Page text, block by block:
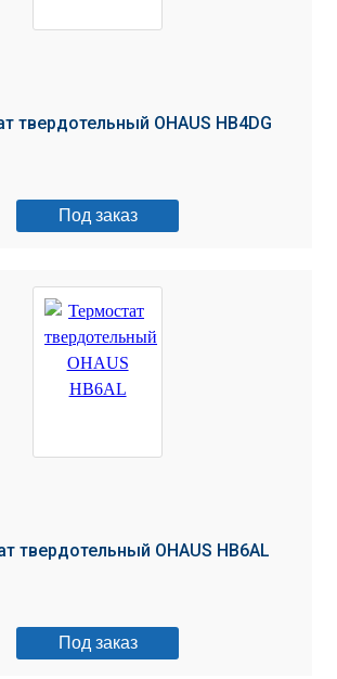
твердотельный OHAUS HB4DG
Под заказ
твердотельный OHAUS HB6AL
Под заказ